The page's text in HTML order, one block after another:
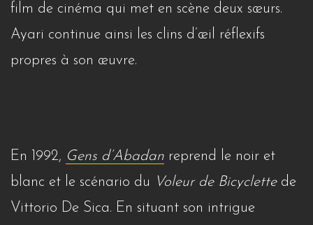
film de cinéma qui met en scène deux sœurs.
Ayari continue ainsi les clins d’œil réflexifs
propres à son œuvre.
En 1992, Gens d’Abadan reprend le noir et
blanc et le scénario du
Voleur de Bicyclettede
Vittorio De Sica. En situant son intrigue